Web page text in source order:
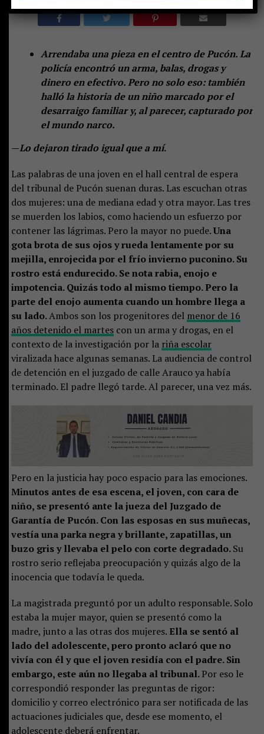
Arrendaba una pieza en el centro de Pucón. La
policía encontró un arma, balas, drogas y
dinero en efectivo. Pero no solo eso: también
halló la historia de un niño marcado por el
desarraigo familiar y, al parecer, capturado por
el mundo narco.
—Lo dejaron tirado igual que a mí.
Las palabras de una joven en el hall central de espera
del tribunal de Pucón suenan duras. Las escuchan otras
dos mujeres: una de mediana edad y otra mayor. Las tres
se muerden los labios, como haciendo un esfuerzo por
contener las lágrimas. Pero la mayor no puede.Una
gota brota de sus ojos y rueda lentamente por su
mejilla, enrojecida por el frío invierno puconino. Su
rostro está endurecido. Se nota rabia, enojo e
impotencia. Quizás todo al mismo tiempo. Pero la
parte del enojo aumenta cuando un hombre llega a
su lado.Ambos son los progenitores del menor de 16
años detenido el martescon un arma y drogas, en el
contexto de la investigación por la riña escolar
viralizada hace algunas semanas. La audiencia de control
de detención en el juzgado de calle Arauco ya había
terminado. El padre llegó tarde. Al parecer, una vez más.
Pero en la justicia hay poco espacio para las emociones.
Minutos antes de esa escena, el joven, con cara de
niño, se presentó ante la jueza del Juzgado de
Garantía de Pucón. Con las esposas en sus muñecas,
vestía una parka negra y brillante, zapatillas, un
buzo gris y llevaba el pelo con corte degradado.Su
rostro serio reflejaba preocupación y quizás algo de la
inocencia que todavía le queda.
La magistrada preguntó por un adulto responsable. Solo
estaba la mujer mayor, quien se presentó como la
madre, junto a las otras dos mujeres. Ella se sentó al
lado del adolescente, pero pronto aclaró que no
vivía con él y que el joven residía con el padre. Sin
embargo, este aún no llegaba al tribunal.Por eso le
correspondió responder las preguntas de rigor:
domicilio y correo electrónico para ser notificada de las
actuaciones judiciales que, desde ese momento, el
adolescente deberá enfrentar.